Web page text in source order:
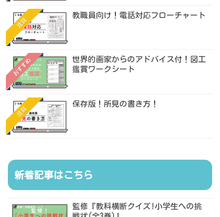
注目
教職員向け！電話対応フローチャート
おすすめ
世界的画家からのアドバイス付！図工
鑑賞ワークシート
注目
保存版！所見の書き方！
新着記事はこちら
監修『教科横断クイズ!小学生への挑